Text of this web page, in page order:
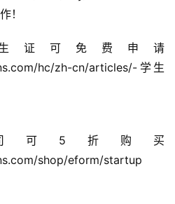
！
证可免费申请
hc/zh-cn/articles/-学生
可5折购买
shop/eform/startup